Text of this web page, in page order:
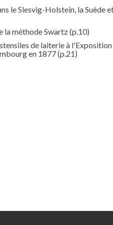
le Slesvig-Holstein, la Suède
la méthode Swartz(p.10)
de laiterie à l'Exposition
en 1877(p.21)